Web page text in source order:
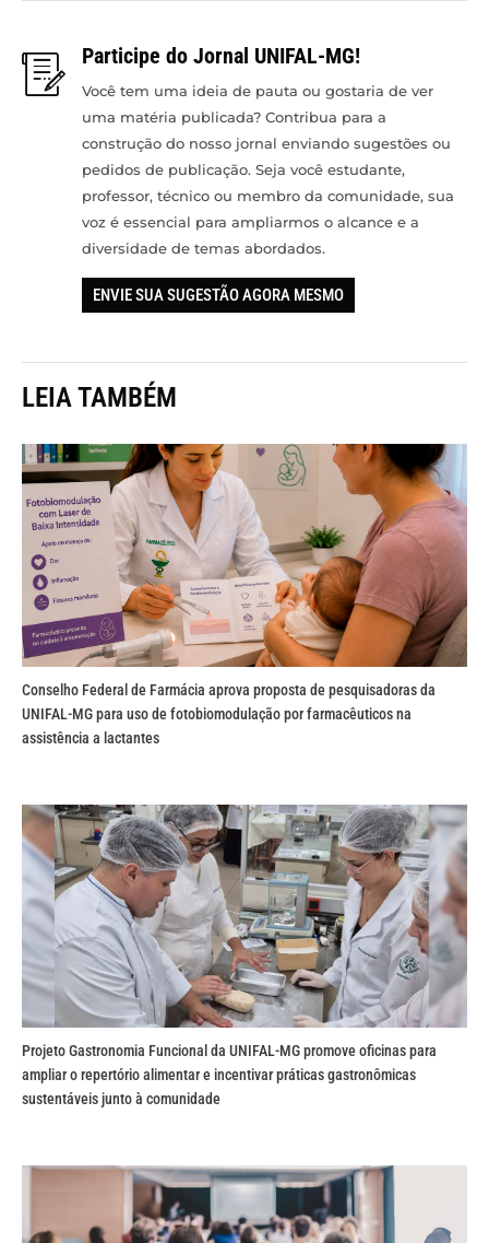
Participe do Jornal UNIFAL-MG!
Você tem uma ideia de pauta ou gostaria de ver
uma matéria publicada? Contribua para a
construção do nosso jornal enviando sugestões ou
pedidos de publicação. Seja você estudante,
professor, técnico ou membro da comunidade, sua
voz é essencial para ampliarmos o alcance e a
diversidade de temas abordados.
ENVIE SUA SUGESTÃO AGORA MESMO
LEIA TAMBÉM
Conselho Federal de Farmácia aprova proposta de pesquisadoras da
UNIFAL-MG para uso de fotobiomodulação por farmacêuticos na
assistência a lactantes
Projeto Gastronomia Funcional da UNIFAL-MG promove oficinas para
ampliar o repertório alimentar e incentivar práticas gastronômicas
sustentáveis junto à comunidade